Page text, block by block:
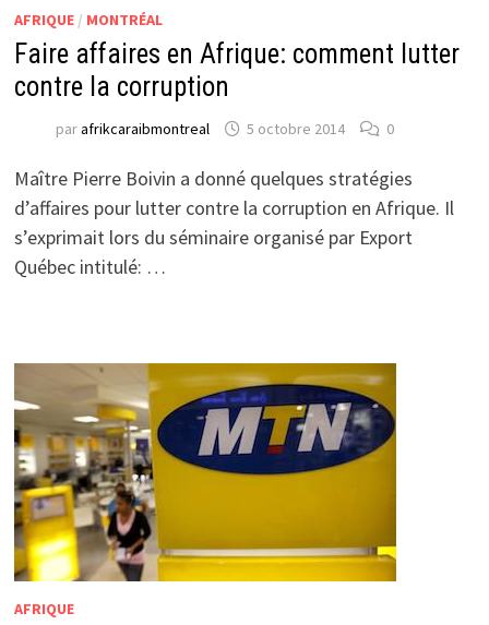
AFRIQUE/ MONTRÉAL
Faire affaires en Afrique: comment lutter
contre la corruption
parafrikcaraibmontreal 5 octobre 2014 0
Maître Pierre Boivin a donné quelques stratégies
d’affaires pour lutter contre la corruption en Afrique. Il
s’exprimait lors du séminaire organisé par Export
Québec intitulé: …
AFRIQUE